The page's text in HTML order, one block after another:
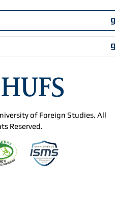
of Foreign Studies. All
Reserved.